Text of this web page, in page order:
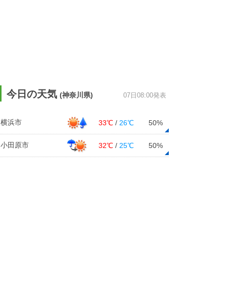
今日の天気 (神奈川県) 07日08:00発表
横浜市 33℃ / 26℃ 50%
小田原市 32℃ / 25℃ 50%